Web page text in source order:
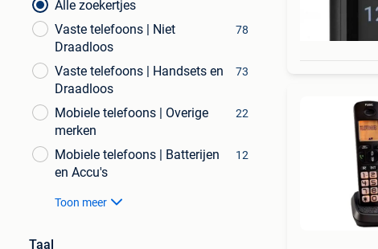
Alle zoekertjes
Vaste telefoons | Niet
Draadloos
78
Vaste telefoons | Handsets en
Draadloos
73
Mobiele telefoons | Overige
merken
22
Mobiele telefoons | Batterijen
en Accu's
12
Toon meer
Taal